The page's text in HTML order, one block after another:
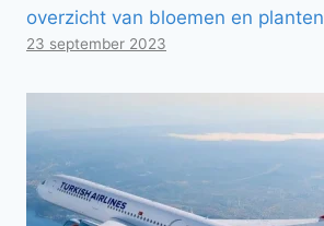
overzicht van bloemen en planten
23 september 2023